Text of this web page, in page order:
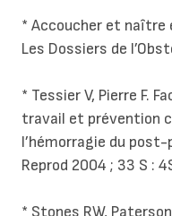
* Accoucher et naître
Les Dossiers de
* Tessier V, Pierre F.
travail et prévention
l’hémorragie du
Reprod 2004 ; 33 S :
* Stones RW,